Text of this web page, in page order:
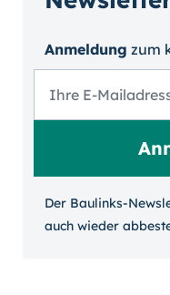
Anmeldung zum
Der Baulinks-
auch wieder